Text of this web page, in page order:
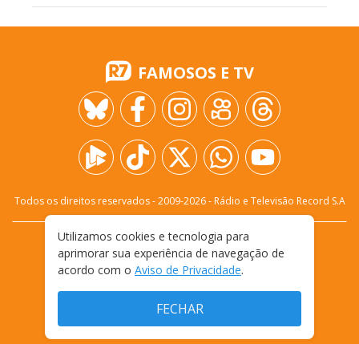
FAMOSOS E TV
Todos os direitos reservados - 2009-2026- Rádio e Televisão Record S.A
CARREIRA FALE CONOSCO
PRIVACIDADE
TERMOS E CONDIÇÕES DE USO
Utilizamos cookies e tecnologia para
aprimorar sua experiência de navegação de
acordo com o Aviso de Privacidade.
FECHAR